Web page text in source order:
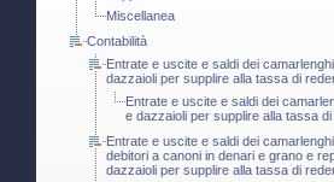
Miscellanea
Contabilità
Entrate e uscite e saldi dei
dazzaioli per supplire alla tassa di
Entrate e uscite e saldi dei
e dazzaioli per supplire alla tassa
Entrate e uscite e saldi dei
debitori a canoni in denari e grano e
dazzaioli per supplire alla tassa di